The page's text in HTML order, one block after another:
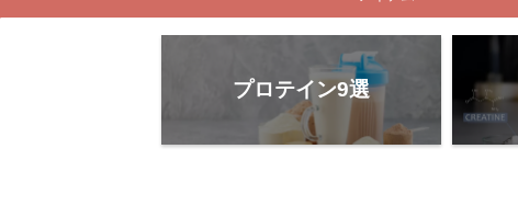
プロテイン9選